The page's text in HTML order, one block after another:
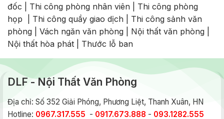
đốc
Thi công phòng nhân viên
Thi công phòng
họp
Thi công quầy giao dịch
Thi công sảnh văn
phòng
Vách ngăn văn phòng Nội thất văn phòng
Nội thất hòa phát
Thước lỗ ban
DLF - Nội Thất Văn Phòng
Địa chỉ: Số 352 Giải Phóng, Phương Liệt, Thanh Xuân, HN
Hotline: 0967.317.555 - 0917.673.888 - 093.1282.555